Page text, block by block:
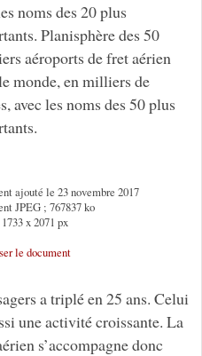
noms des 20 plus
Planisphère des 50
aéroports de fret aérien
monde, en milliers de
avec les noms des 50 plus
ajouté le 23 novembre 2017
JPEG ; 767837 ko
x 2071 px
le document
a triplé en 25 ans. Celui
une activité croissante. La
s’accompagne donc